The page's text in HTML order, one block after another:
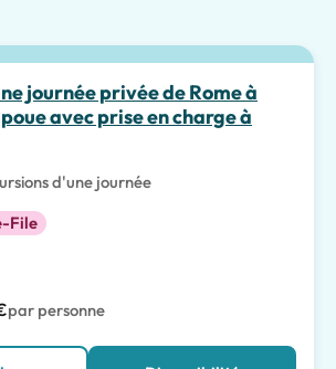
Spéciales
journée privée de Rome à
avec prise en charge à
d'une journée
File
par personne